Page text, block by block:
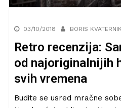
03/10/2018 BORIS KVATERNIK
Retro recenzija:
od najoriginalnijih
svih vremena
Budite se usred mračne